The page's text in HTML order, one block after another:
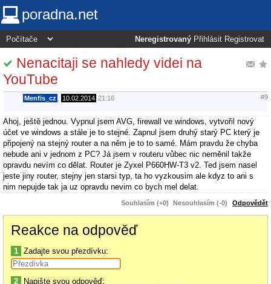
poradna.net
Neregistrovaný Přihlásit Registrovat
Nenacitaji se nahledy videi na
YouTube
Menfis_cz 10.02.2014 21:16 #9
Ahoj, ještě jednou. Vypnul jsem AVG, firewall ve windows, vytvořil nový
účet ve windows a stále je to stejné. Zapnul jsem druhý starý PC který je
připojený na stejný router a na něm je to to samé. Mám pravdu že chyba
nebude ani v jednom z PC? Já jsem v routeru vůbec nic neměnil takže
opravdu nevím co dělat. Router je Zyxel P660HW-T3 v2. Ted jsem nasel
jeste jiny router, stejny jen starsi typ, ta ho vyzkousim ale kdyz to ani s
nim nepujde tak ja uz opravdu nevim co bych mel delat.
Souhlasím (+0) Nesouhlasím (-0) Odpovědět
Reakce na odpověď
1 Zadajte svou přezdívku:
2 Napište svou odpověď: